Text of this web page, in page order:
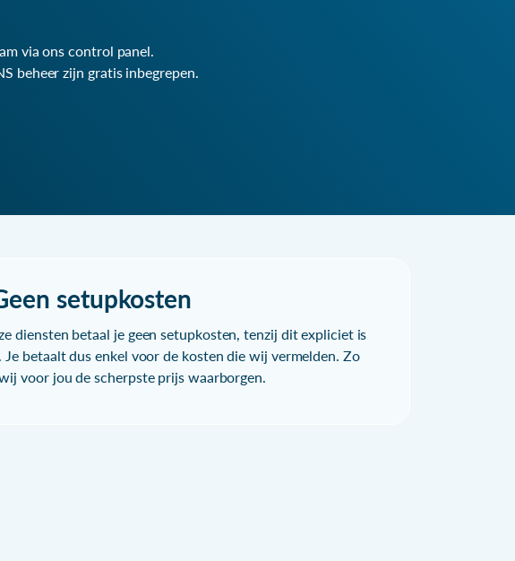
via ons control panel.
beheer zijn gratis inbegrepen.
setupkosten
diensten betaal je geen setupkosten, tenzij dit expliciet is
Je betaalt dus enkel voor de kosten die wij vermelden. Zo
voor jou de scherpste prijs waarborgen.